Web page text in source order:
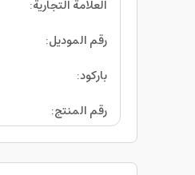
العلامة التجارية:
رقم الموديل:
باركود:
رقم المنتج: